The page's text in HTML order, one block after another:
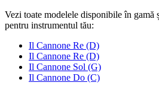
Vezi toate modelele disponibile în gamă
pentru instrumentul tău:
Il Cannone Re (D)
Il Cannone Re (D)
Il Cannone Sol (G)
Il Cannone Do (C)